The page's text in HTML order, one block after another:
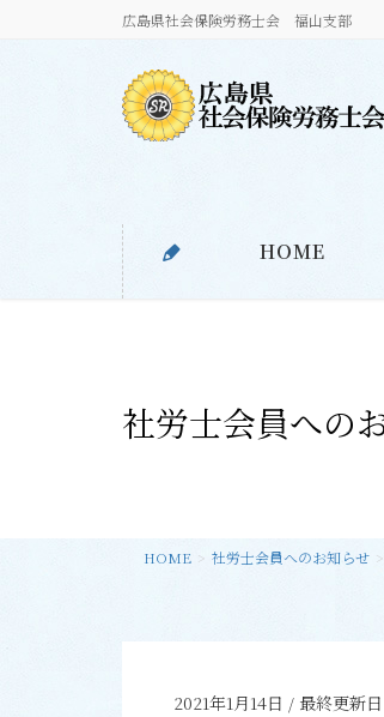
広島県社会保険労務士会 福山支部
HOME
社労士会員への
HOME 社労士会員へのお知らせ
2021年1月14日 / 最終更新